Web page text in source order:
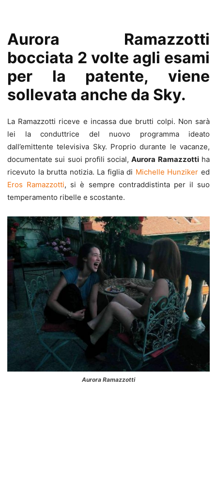
Aurora Ramazzotti
bocciata 2 volte agli esami
per la patente, viene
sollevata anche da Sky.
La Ramazzotti riceve e incassa due brutti colpi. Non sarà
lei la conduttrice del nuovo programma ideato
dall’emittente televisiva Sky. Proprio durante le vacanze,
documentate sui suoi profili social,Aurora Ramazzottiha
ricevuto la brutta notizia. La figlia di Michelle Hunziker ed
Eros Ramazzotti, si è sempre contraddistinta per il suo
temperamento ribelle e scostante.
Aurora Ramazzotti